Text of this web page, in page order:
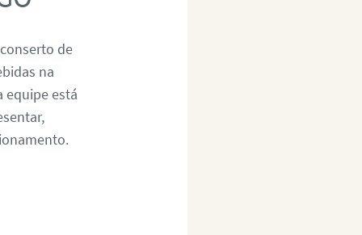
de
na
equipe está